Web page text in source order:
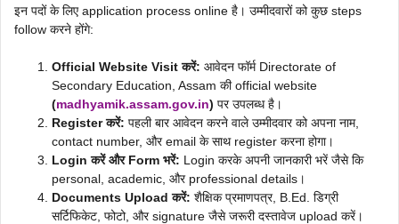
इन पदों के लिए application process online है। उम्मीदवारों को कुछ steps
follow करने होंगे:
Official Website Visit करें: आवेदन फॉर्म Directorate of
Secondary Education, Assam की official website
(madhyamik.assam.gov.in) पर उपलब्ध है।
Register करें: पहली बार आवेदन करने वाले उम्मीदवार को अपना नाम,
contact number, और email के साथ register करना होगा।
Login करें और Form भरें: Login करके अपनी जानकारी भरें जैसे कि
personal, academic, और professional details।
Documents Upload करें: शैक्षिक प्रमाणपत्र, B.Ed. डिग्री
सर्टिफिकेट, फोटो, और signature जैसे जरूरी दस्तावेज upload करें।